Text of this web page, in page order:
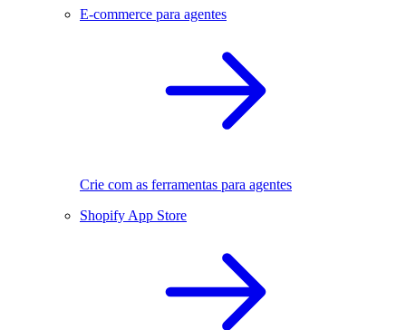
E-commerce para agentes
Crie com as ferramentas para agentes
Shopify App Store